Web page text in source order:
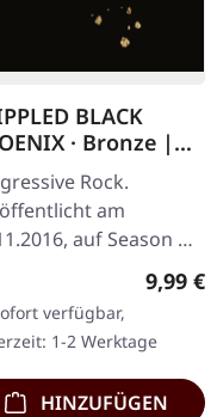
BLACK
· Bronze |
CDRock.
am
auf Season Of
CD im DigiPak.
zeigt Crippled
Phoenix auf dem
ihrer…
9,99 €
verfügbar,
1-2 Werktage
HINZUFÜGEN